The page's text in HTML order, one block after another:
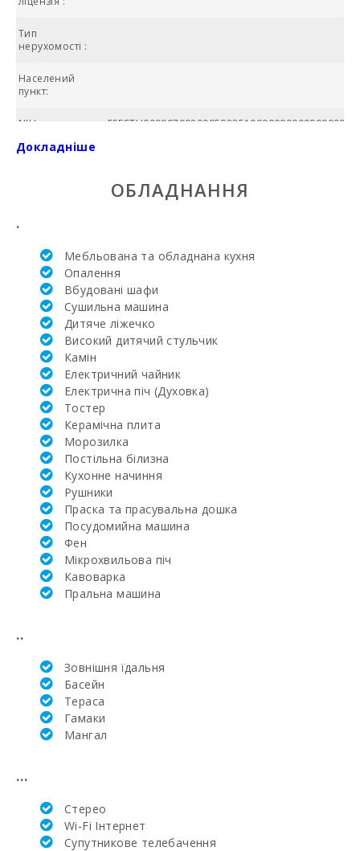
Тип
нерухомості :
Населений
пункт:
NIU:
БАСЕЙН:
площа (м2):
№ ванних
кімнат:
Кількість
спалень:
Жила площа
(м2):
Поле для
гольфу La
Reserva Rotana
Поле для
гольфа Vall d´Or
Golf (км):
Школа верхової
їзди Son Menut
Академія та
тенісна школа
Лікарня в
Манакор (км):
Клініка Сон
Еспасесс в
Пальма-де-
Майорка (км):
базар у Порто-
Колoм
(вівторок) (км):
Щотижневий
Докладніше
ОБЛАДНАННЯ
.
Мебльована та обладнана кухня
Опалення
Вбудовані шафи
Сушильна машина
Дитяче ліжечко
Високий дитячий стульчик
Камін
Електричний чайник
Електрична піч (Духовка)
Тостер
Керамічна плита
Mорозилка
Постільна білизна
Кухонне начиння
Рушники
Праска та прасувальна дошка
Посудомийна машина
Фен
Мікрохвильова піч
Кавоварка
Пральна машина
..
Зовнішня їдальня
Басейн
Тераса
Гамаки
Mангал
...
Стерео
Wi-Fi Інтернет
Супутникове телебачення